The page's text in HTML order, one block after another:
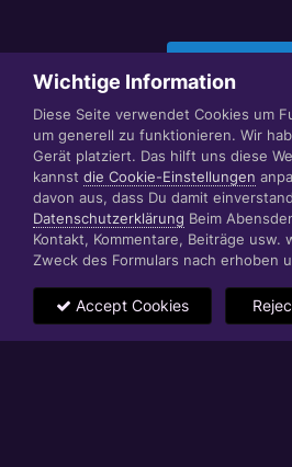
Datenschutzerklärung
© 1999 - 2022 RÄBIGER
www.raebiger.pro
Powered by Invision
Wichtige Information
Diese Seite verwendet Cookies um
um generell zu funktionieren. Wir
Gerät platziert. Das hilft uns diese
kannst die Cookie-Einstellungen
davon aus, dass Du damit
Datenschutzerklärung Beim
Kontakt, Kommentare, Beiträge usw.
Zweck des Formulars nach erhoben
Accept Cookies